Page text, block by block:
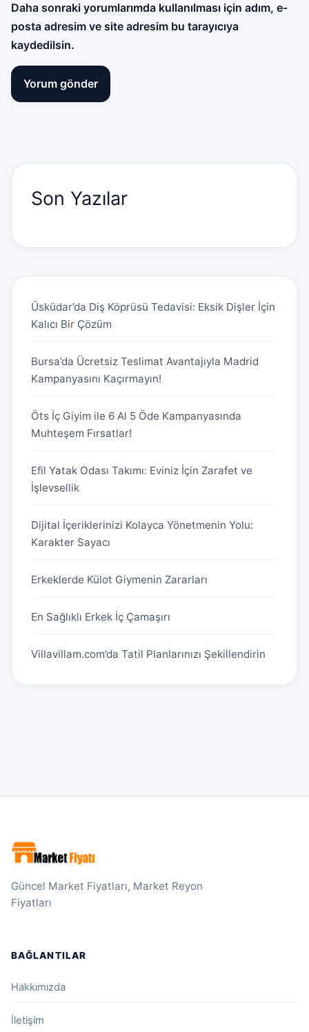
Daha sonraki yorumlarımda kullanılması için adım, e-
posta adresim ve site adresim bu tarayıcıya
kaydedilsin.
Son Yazılar
Üsküdar’da Diş Köprüsü Tedavisi: Eksik Dişler İçin
Kalıcı Bir Çözüm
Bursa’da Ücretsiz Teslimat Avantajıyla Madrid
Kampanyasını Kaçırmayın!
Öts İç Giyim ile 6 Al 5 Öde Kampanyasında
Muhteşem Fırsatlar!
Efil Yatak Odası Takımı: Eviniz İçin Zarafet ve
İşlevsellik
Dijital İçeriklerinizi Kolayca Yönetmenin Yolu:
Karakter Sayacı
Erkeklerde Külot Giymenin Zararları
En Sağlıklı Erkek İç Çamaşırı
Villavillam.com’da Tatil Planlarınızı Şekillendirin
Güncel Market Fiyatları, Market Reyon
Fiyatları
BAĞLANTILAR
Hakkımızda
İletişim